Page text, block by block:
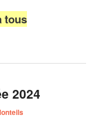
tous
2024